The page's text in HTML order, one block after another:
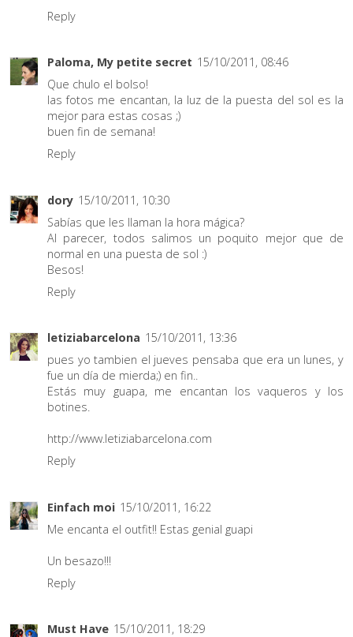
Reply
Paloma, My petite secret 15/10/2011, 08:46
Que chulo el bolso!
las fotos me encantan, la luz de la puesta del sol es la
mejor para estas cosas ;)
buen fin de semana!
Reply
dory 15/10/2011, 10:30
Sabías que les llaman la hora mágica?
Al parecer, todos salimos un poquito mejor que de
normal en una puesta de sol :)
Besos!
Reply
letiziabarcelona 15/10/2011, 13:36
pues yo tambien el jueves pensaba que era un lunes, y
fue un día de mierda;) en fin..
Estás muy guapa, me encantan los vaqueros y los
botines.
http://www.letiziabarcelona.com
Reply
Einfach moi 15/10/2011, 16:22
Me encanta el outfit!! Estas genial guapi
Un besazo!!!
Reply
Must Have 15/10/2011, 18:29